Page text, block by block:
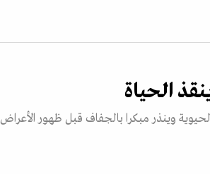
الحياة
وينذر مبكرا بالجفاف قبل ظهور الأعراض